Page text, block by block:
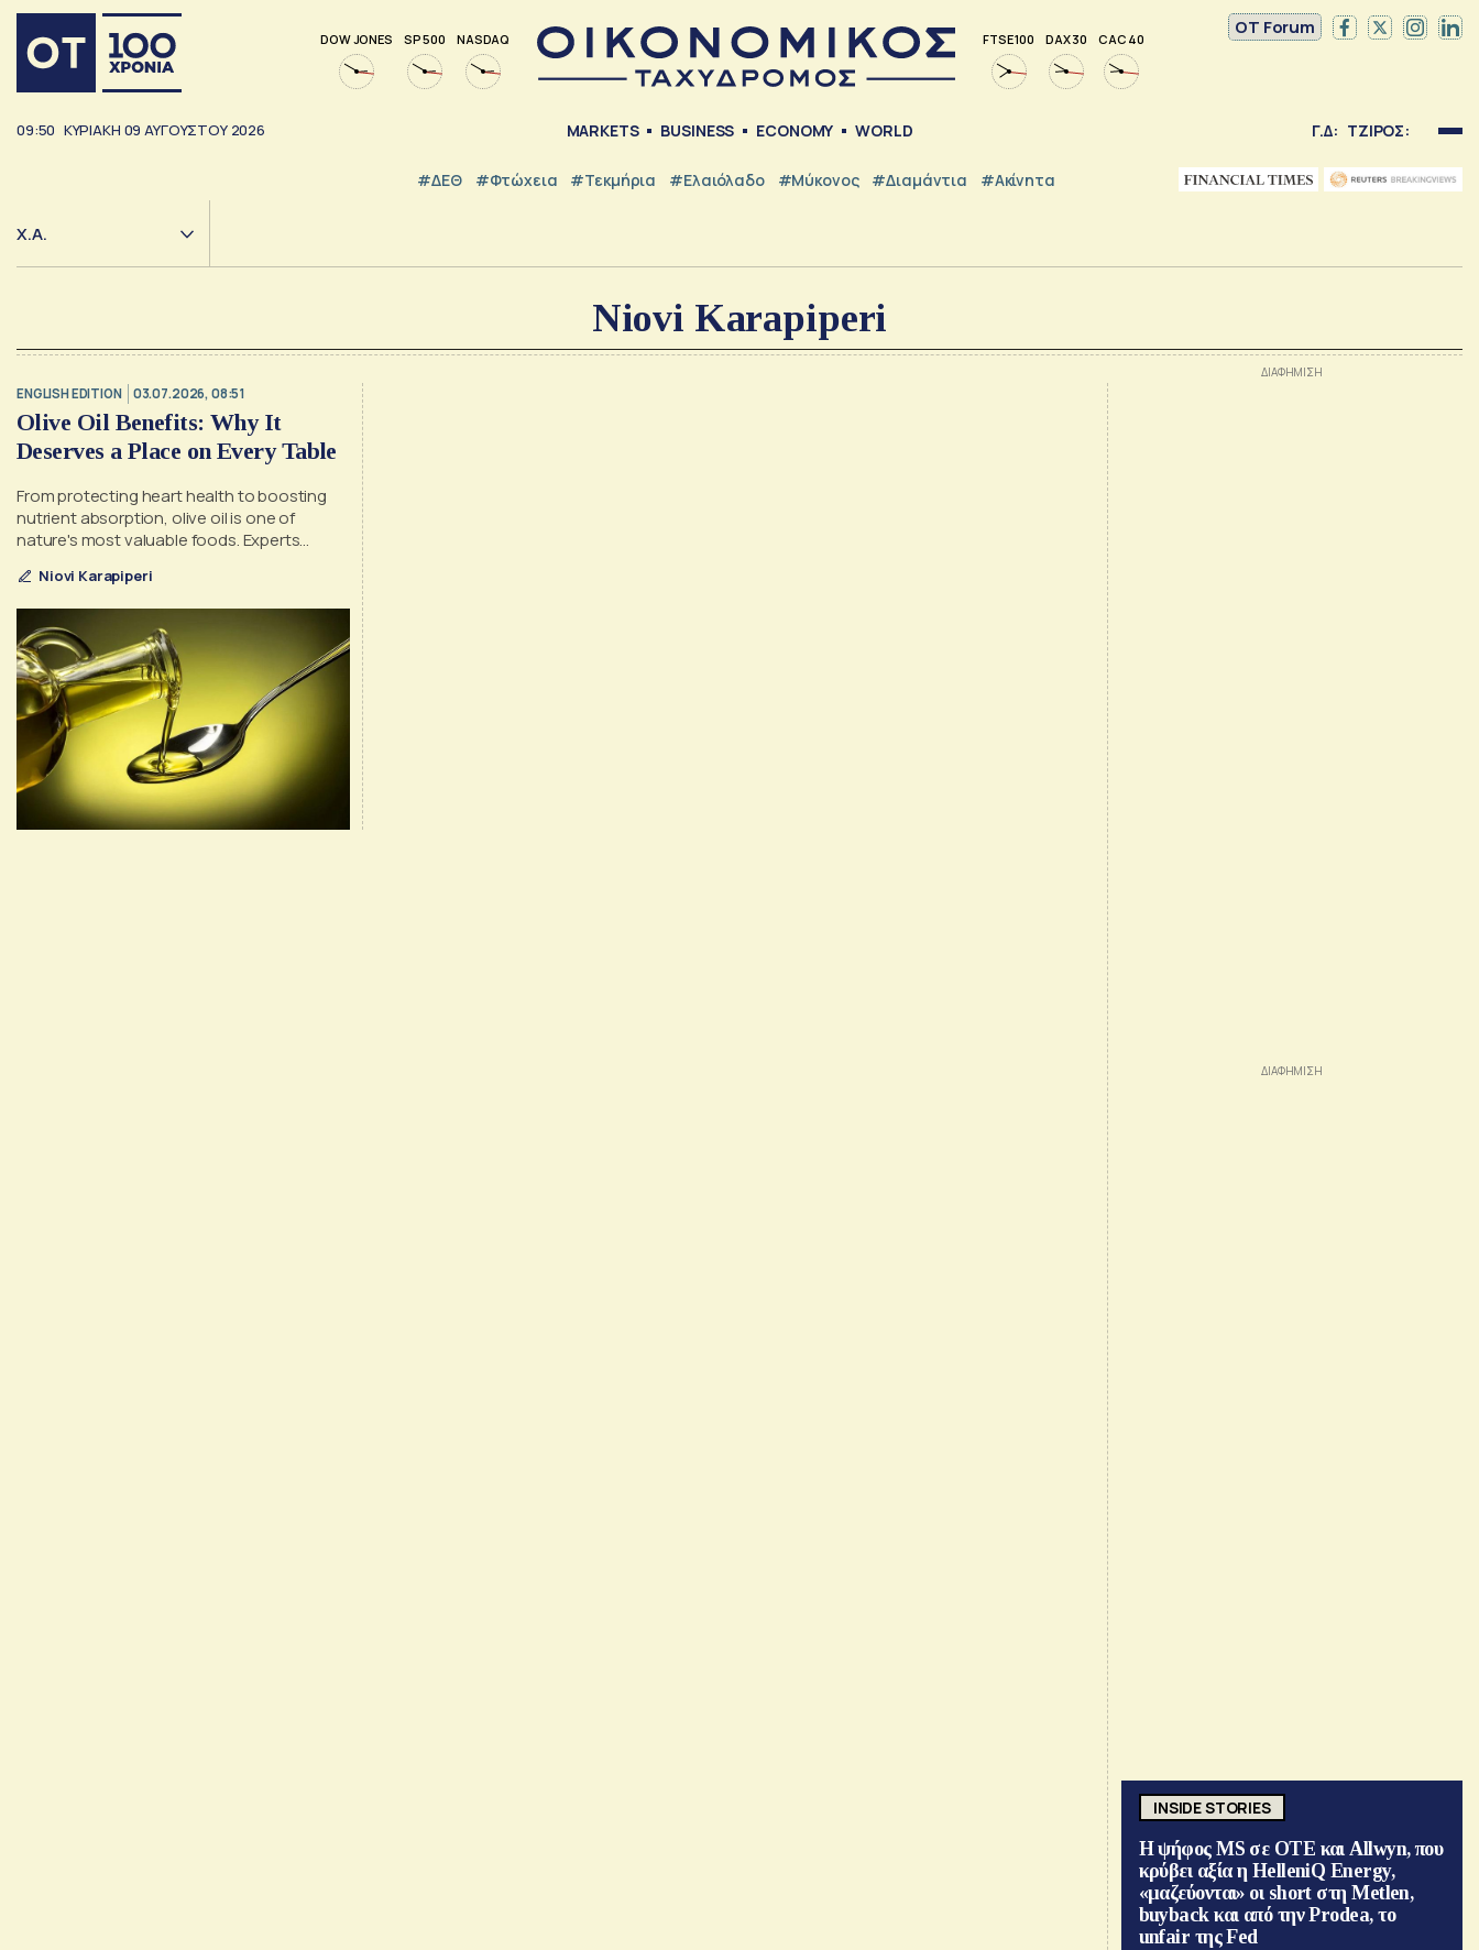
DOW JONES SP 500 NASDAQ FTSE 100 DAX 30 CAC 40
OT Forum
09:50 ΚΥΡΙΑΚΗ 09 ΑΥΓΟΥΣΤΟΥ 2026 MARKETS BUSINESS ECONOMY WORLD Γ.Δ: ΤΖΙΡΟΣ:
#ΔΕΘ #Φτώχεια #Τεκμήρια #Ελαιόλαδο #Μύκονος #Διαμάντια #Ακίνητα
Χ.Α.
Niovi Karapiperi
ENGLISH EDITION 03.07.2026, 08:51
Olive Oil Benefits: Why It
Deserves a Place on Every Table
From protecting heart health to boosting
nutrient absorption, olive oil is one of
nature's most valuable foods. Experts
use it can make all the difference
Niovi Karapiperi
INSIDE STORIES
Η ψήφος MS σε ΟΤΕ και Allwyn, που
κρύβει αξία η HelleniQ Energy,
«μαζεύονται» οι short στη Metlen,
buyback και από την Prodea, το
unfair της Fed